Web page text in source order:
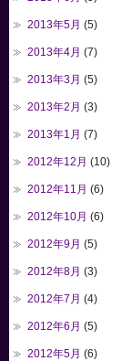
2013年5月 (5)
2013年4月 (7)
2013年3月 (5)
2013年2月 (3)
2013年1月 (7)
2012年12月 (10)
2012年11月 (6)
2012年10月 (6)
2012年9月 (5)
2012年8月 (3)
2012年7月 (4)
2012年6月 (5)
2012年5月 (6)